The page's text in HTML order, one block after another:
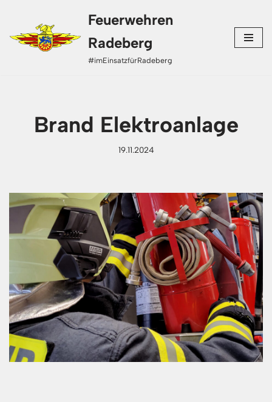
Zum
Inhalt
Feuerwehren
Radeberg
#imEinsatzfürRadeberg
Brand Elektroanlage
19.11.2024